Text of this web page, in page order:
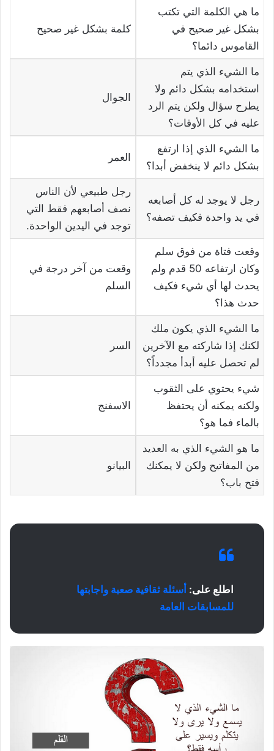
ما هي الكلمة التي تكتب
بشكل غير صحيح في
القاموس دائما؟
كلمة بشكل غير صحيح
ما الشيء الذي يتم
استخدامه بشكل دائم ولا
يطرح سؤال ولكن يتم الرد
عليه في كل الأوقات؟
الجوال
ما الشيء الذي إذا ارتفع
بشكل دائم لا ينخفض أبدا؟
العمر
رجل لا يوجد له كل أصابعه
في يد واحدة فكيف تصفه؟
رجل طبيعي لأن الناس
نصف أصابعهم فقط التي
توجد في اليدين الواحدة.
وقعت فتاة من فوق سلم
وكان ارتفاعه 50 قدم ولم
يحدث لها أي شيء فكيف
حدث هذا؟
وقعت من آخر درجة في
السلم
ما الشيء الذي يكون ملك
لكنك إذا شاركته مع الآخرين
لم تحصل عليه أبدأ مجدداً؟
السر
شيء يحتوي على الثقوب
ولكنه يمكنه أن يحتفظ
بالماء فما هو؟
الاسفنج
ما هو الشيء الذي به العديد
من المفاتيح ولكن لا يمكنك
فتح باب؟
البيانو
اطلع على: أسئلة ثقافية صعبة واجابتها
للمسابقات العامة